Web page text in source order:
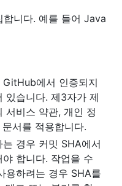
니다. 예를 들어 Java
에서 인증되지
있습니다. 제3자가 제
서비스 약관, 개인 정
서를 적용합니다.
경우 커밋 SHA에서
합니다. 작업을 수
용하려는 경우 SHA를